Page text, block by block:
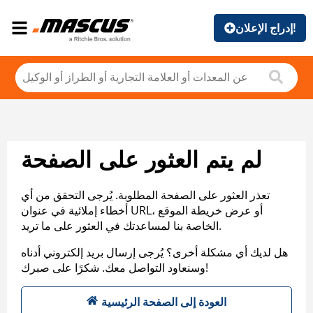
إدراج الإعلان!
لم يتم العثور على الصفحة
تعذر العثور على الصفحة المطلوبة. يُرجى التحقق من أي
أخطاء إملائية في عنوان URL، أو عرض خريطة الموقع
الخاصة بنا لمساعدتك في العثور على ما تريد.
هل لديك أي مشكلة أخرى؟ يُرجى إرسال بريد إلكتروني أدناه
وسنعاود التواصل معك. شكرًا على صبرك!
العودة إلى الصفحة الرئيسية